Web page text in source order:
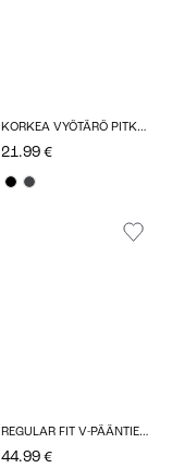
KORKEA VYÖTÄRÖ PITKÄ HAME
21.99 €
REGULAR FIT V-PÄÄNTIE KÄÄNNETYT HIHANSUUT PUDOTETUT OLKAPÄÄT NEULEPUSEROT
44.99 €